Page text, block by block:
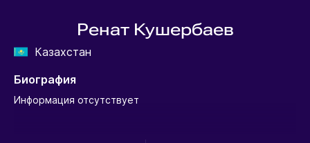
Ренат Кушербаев
Казахстан
Биография
Информация отсутствует